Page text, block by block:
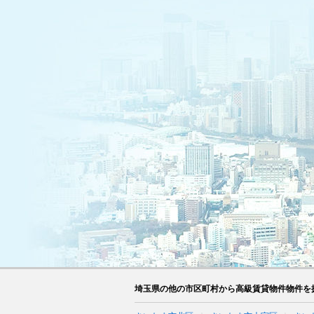
埼玉県の他の市区町村から高級賃貸物件物件を